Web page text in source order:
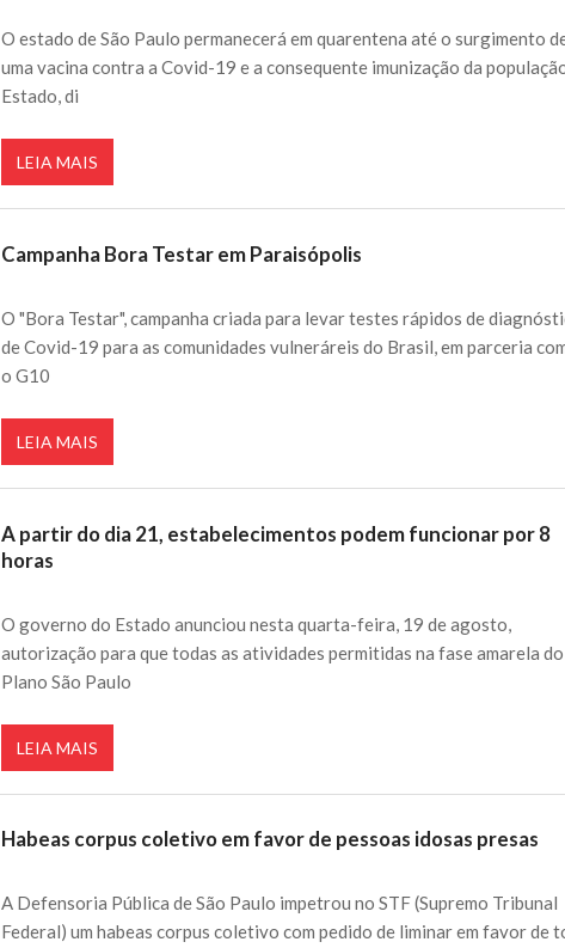
O estado de São Paulo permanecerá em quarentena até o surgimento
uma vacina contra a Covid-19 e a consequente imunização da
Estado, di
LEIA MAIS
Campanha Bora Testar em Paraisópolis
O "Bora Testar", campanha criada para levar testes rápidos de
de Covid-19 para as comunidades vulneráreis do Brasil, em parceria
o G10
LEIA MAIS
A partir do dia 21, estabelecimentos podem funcionar por 8
horas
O governo do Estado anunciou nesta quarta-feira, 19 de agosto,
autorização para que todas as atividades permitidas na fase amarela do
Plano São Paulo
LEIA MAIS
Habeas corpus coletivo em favor de pessoas idosas presas
A Defensoria Pública de São Paulo impetrou no STF (Supremo Tribunal
Federal) um habeas corpus coletivo com pedido de liminar em favor de